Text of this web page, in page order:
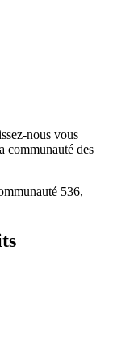
nous vous
communauté des
536,